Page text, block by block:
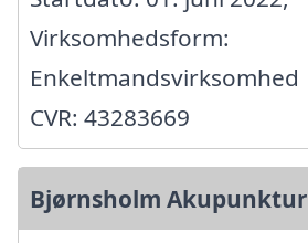
Virksomhedsform:
Enkeltmandsvirksomhed
CVR: 43283669
Bjørnsholm Akupunktur